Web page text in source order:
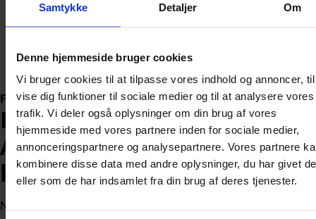
Samtykke Detaljer Om
Denne hjemmeside bruger cookies
Vi bruger cookies til at tilpasse vores indhold og annoncer,
vise dig funktioner til sociale medier og til at analysere vores
trafik. Vi deler også oplysninger om din brug af vores
hjemmeside med vores partnere inden for sociale medier,
annonceringspartnere og analysepartnere. Vores partnere
kombinere disse data med andre oplysninger, du har givet
eller som de har indsamlet fra din brug af deres tjenester.
112
Livsstil
Sundhed
Økonomi
Forside»Politik
Klar til at forhandle:
Alternativet har ét klart
krav til Mette Frederiksen
Når Alternativet onsdag sætter sig ved forhandlingsbordet